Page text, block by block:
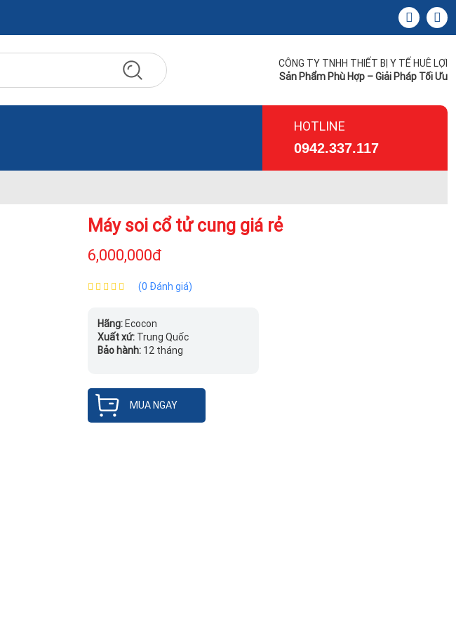
CÔNG TY TNHH THIẾT BỊ Y TẾ HUÊ LỢI
Sản Phẩm Phù Hợp – Giải Pháp Tối Ưu
HOTLINE
0942.337.117
Máy soi cổ tử cung giá rẻ
6,000,000đ
(0 Đánh giá)
Hãng:Ecocon
Xuất xứ: Trung Quốc
Bảo hành: 12 tháng
MUA NGAY